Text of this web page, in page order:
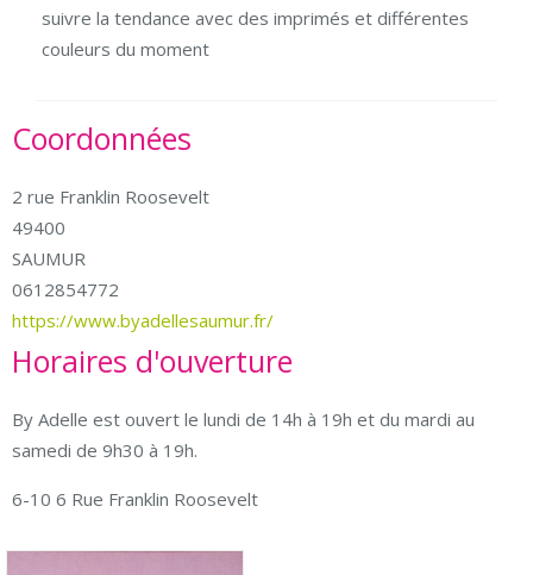
suivre la tendance avec des imprimés et différentes
couleurs du moment
Coordonnées
2 rue Franklin Roosevelt
49400
SAUMUR
0612854772
https://www.byadellesaumur.fr/
Horaires d'ouverture
By Adelle est ouvert le lundi de 14h à 19h et du mardi au
samedi de 9h30 à 19h.
6-10 6 Rue Franklin Roosevelt